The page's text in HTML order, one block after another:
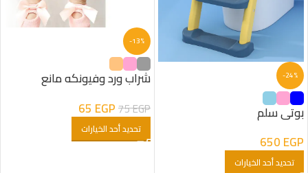
-24%
بوتى سلم
650EGP
تحديد أحد الخيارات
-13%
شراب ورد وفيونكه مانع
75EGP
65 EGP
تحديد أحد الخيارات